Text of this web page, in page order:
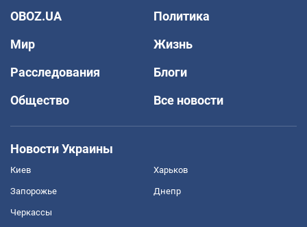
OBOZ.UA
Политика
Мир
Жизнь
Расследования
Блоги
Общество
Все новости
Новости Украины
Киев Харьков
Запорожье Днепр
Черкассы